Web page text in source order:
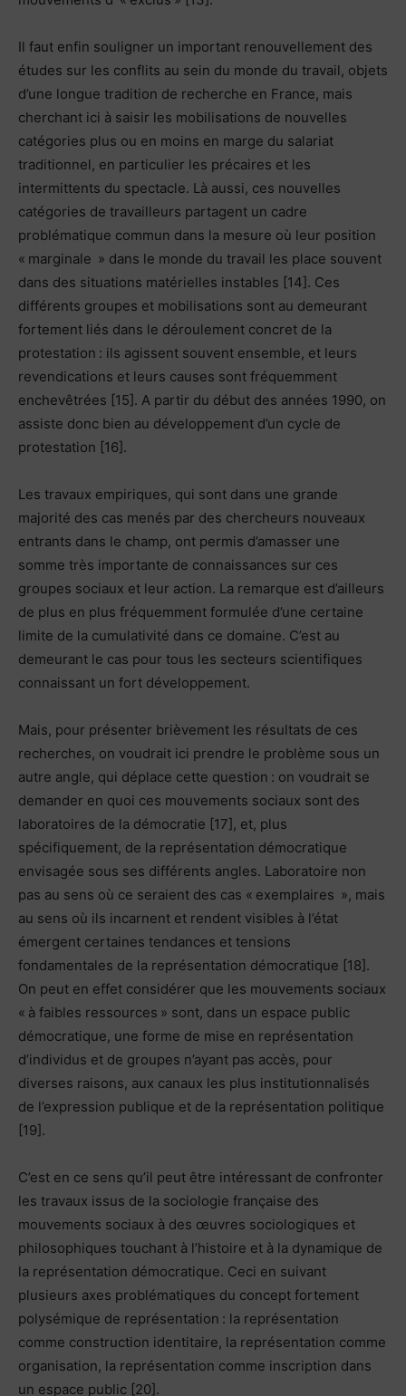
Il faut enfin souligner un important renouvellement des
études sur les conflits au sein du monde du travail, objets
d’une longue tradition de recherche en France, mais
cherchant ici à saisir les mobilisations de nouvelles
catégories plus ou en moins en marge du salariat
traditionnel, en particulier les précaires et les
intermittents du spectacle. Là aussi, ces nouvelles
catégories de travailleurs partagent un cadre
problématique commun dans la mesure où leur position
« marginale » dans le monde du travail les place souvent
dans des situations matérielles instables [14]. Ces
différents groupes et mobilisations sont au demeurant
fortement liés dans le déroulement concret de la
protestation : ils agissent souvent ensemble, et leurs
revendications et leurs causes sont fréquemment
enchevêtrées [15]. A partir du début des années 1990, on
assiste donc bien au développement d’un cycle de
protestation [16].
Les travaux empiriques, qui sont dans une grande
majorité des cas menés par des chercheurs nouveaux
entrants dans le champ, ont permis d’amasser une
somme très importante de connaissances sur ces
groupes sociaux et leur action. La remarque est d’ailleurs
de plus en plus fréquemment formulée d’une certaine
limite de la cumulativité dans ce domaine. C’est au
demeurant le cas pour tous les secteurs scientifiques
connaissant un fort développement.
Mais, pour présenter brièvement les résultats de ces
recherches, on voudrait ici prendre le problème sous un
autre angle, qui déplace cette question : on voudrait se
demander en quoi ces mouvements sociaux sont des
laboratoires de la démocratie [17], et, plus
spécifiquement, de la représentation démocratique
envisagée sous ses différents angles. Laboratoire non
pas au sens où ce seraient des cas « exemplaires », mais
au sens où ils incarnent et rendent visibles à l’état
émergent certaines tendances et tensions
fondamentales de la représentation démocratique [18].
On peut en effet considérer que les mouvements sociaux
« à faibles ressources » sont, dans un espace public
démocratique, une forme de mise en représentation
d’individus et de groupes n’ayant pas accès, pour
diverses raisons, aux canaux les plus institutionnalisés
de l’expression publique et de la représentation politique
[19].
C’est en ce sens qu’il peut être intéressant de confronter
les travaux issus de la sociologie française des
mouvements sociaux à des œuvres sociologiques et
philosophiques touchant à l’histoire et à la dynamique de
la représentation démocratique. Ceci en suivant
plusieurs axes problématiques du concept fortement
polysémique de représentation : la représentation
comme construction identitaire, la représentation comme
organisation, la représentation comme inscription dans
un espace public [20].